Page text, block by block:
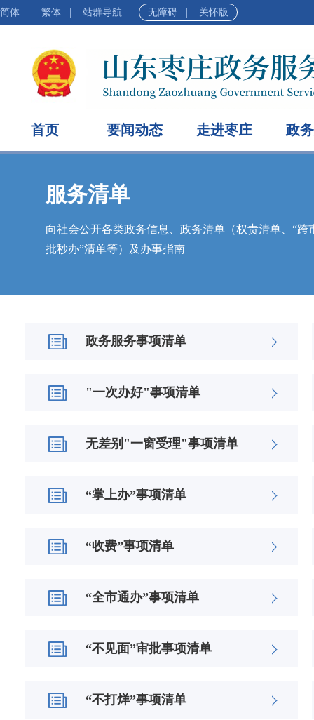
简体 繁体 站群导航 无障碍 关怀版
首页 要闻动态 走进枣庄 政
服务清单
向社会公开各类政务信息、政务清单（权责清单、“跨
批秒办”清单等）及办事指南
政务服务事项清单
"一次办好"事项清单
无差别"一窗受理"事项清单
“掌上办”事项清单
“收费”事项清单
“全市通办”事项清单
“不见面”审批事项清单
“不打烊”事项清单